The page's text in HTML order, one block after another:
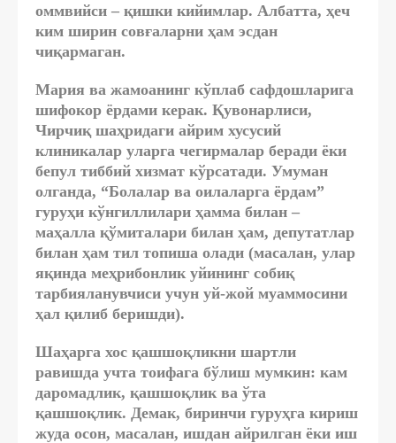
оммвийси – қишки кийимлар. Албатта, ҳеч
ким ширин совғаларни ҳам эсдан
чиқармаган.
Мария ва жамоанинг кўплаб сафдошларига
шифокор ёрдами керак. Қувонарлиси,
Чирчиқ шаҳридаги айрим хусусий
клиникалар уларга чегирмалар беради ёки
бепул тиббий хизмат кўрсатади. Умуман
олганда, “Болалар ва оилаларга ёрдам”
гуруҳи кўнгиллилари ҳамма билан –
маҳалла қўмиталари билан ҳам, депутатлар
билан ҳам тил топиша олади (масалан, улар
яқинда меҳрибонлик уйининг собиқ
тарбияланувчиси учун уй-жой муаммосини
ҳал қилиб беришди).
Шаҳарга хос қашшоқликни шартли
равишда учта тоифага бўлиш мумкин: кам
даромадлик, қашшоқлик ва ўта
қашшоқлик. Демак, биринчи гуруҳга кириш
жуда осон, масалан, ишдан айрилган ёки иш